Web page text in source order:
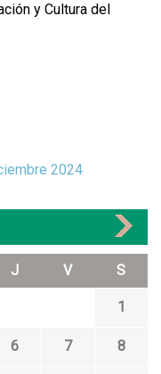
y Cultura del
2024
J V S
1
6 7 8